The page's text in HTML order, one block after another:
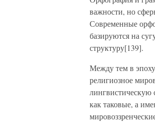
важности, но
Современные
базируются на
структуру[139].
Между тем в
религиозное
лингвистическую
как таковые, а